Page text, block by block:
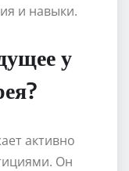
и навыки.
у
активно
Он